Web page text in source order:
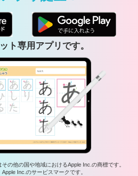
ト専用アプリです。
の他の国や地域におけるApple Inc.の商標です。
Inc.のサービスマークです。